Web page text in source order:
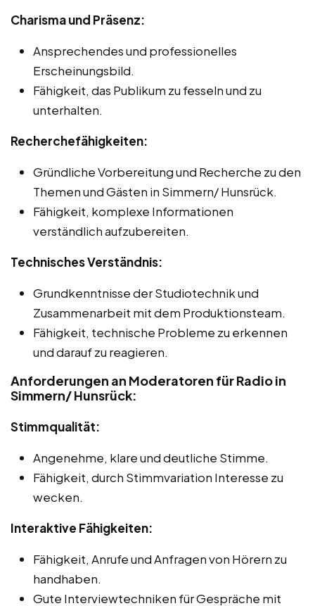
Charisma und Präsenz:
Ansprechendes und professionelles
Erscheinungsbild.
Fähigkeit, das Publikum zu fesseln und zu
unterhalten.
Recherchefähigkeiten:
Gründliche Vorbereitung und Recherche zu den
Themen und Gästen in Simmern/ Hunsrück.
Fähigkeit, komplexe Informationen
verständlich aufzubereiten.
Technisches Verständnis:
Grundkenntnisse der Studiotechnik und
Zusammenarbeit mit dem Produktionsteam.
Fähigkeit, technische Probleme zu erkennen
und darauf zu reagieren.
Anforderungen an Moderatoren für Radio in
Simmern/ Hunsrück:
Stimmqualität:
Angenehme, klare und deutliche Stimme.
Fähigkeit, durch Stimmvariation Interesse zu
wecken.
Interaktive Fähigkeiten:
Fähigkeit, Anrufe und Anfragen von Hörern zu
handhaben.
Gute Interviewtechniken für Gespräche mit